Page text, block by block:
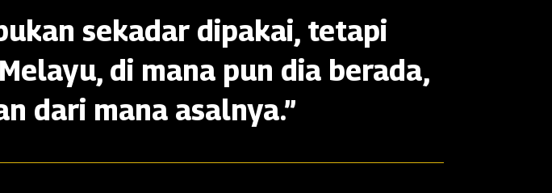
sekadar dipakai, tetapi
di mana pun dia berada,
dari mana asalnya.”